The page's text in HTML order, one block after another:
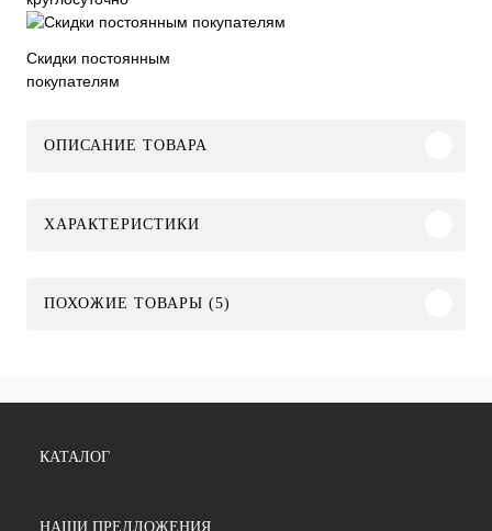
Скидки постоянным
покупателям
ОПИСАНИЕ ТОВАРА
ХАРАКТЕРИСТИКИ
ПОХОЖИЕ ТОВАРЫ (5)
КАТАЛОГ
НАШИ ПРЕДЛОЖЕНИЯ